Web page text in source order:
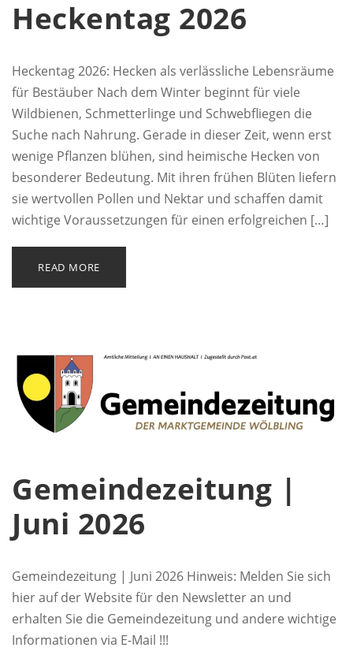
Heckentag 2026
Heckentag 2026: Hecken als verlässliche Lebensräume
für Bestäuber Nach dem Winter beginnt für viele
Wildbienen, Schmetterlinge und Schwebfliegen die
Suche nach Nahrung. Gerade in dieser Zeit, wenn erst
wenige Pflanzen blühen, sind heimische Hecken von
besonderer Bedeutung. Mit ihren frühen Blüten liefern
sie wertvollen Pollen und Nektar und schaffen damit
wichtige Voraussetzungen für einen erfolgreichen […]
READ MORE
Gemeindezeitung |
Juni 2026
Gemeindezeitung | Juni 2026 Hinweis: Melden Sie sich
hier auf der Website für den Newsletter an und
erhalten Sie die Gemeindezeitung und andere wichtige
Informationen via E-Mail !!!